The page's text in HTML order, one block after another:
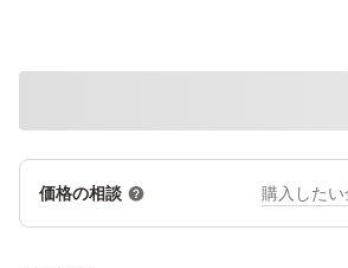
価格の相談